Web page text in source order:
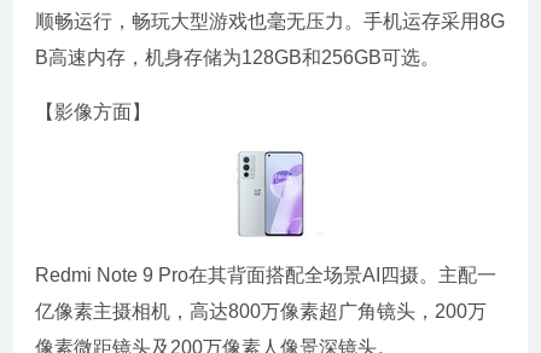
顺畅运行，畅玩大型游戏也毫无压力。手机运存采用8G
B高速内存，机身存储为128GB和256GB可选。
【影像方面】
Redmi Note 9 Pro在其背面搭配全场景AI四摄。主配一
亿像素主摄相机，高达800万像素超广角镜头，200万
像素微距镜头及200万像素人像景深镜头。